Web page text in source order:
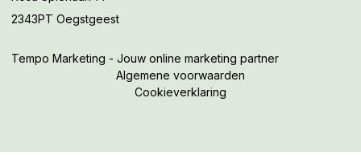
2343PT Oegstgeest
Tempo Marketing - Jouw online marketing partner
Algemene voorwaarden
Cookieverklaring